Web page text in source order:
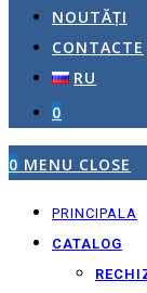
NOUTĂȚI
CONTACTE
RU
0
0 MENU CLOSE
PRINCIPALA
CATALOG